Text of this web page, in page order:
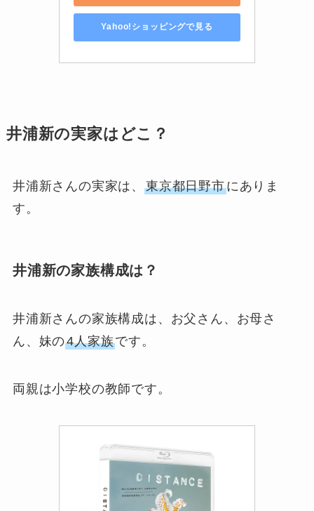
Yahoo!ショッピングで見る
井浦新の実家はどこ？
井浦新さんの実家は、 東京都日野市にありま
す。
井浦新の家族構成は？
井浦新さんの家族構成は、お父さん、お母さ
ん、妹の4人家族です。
両親は小学校の教師です。